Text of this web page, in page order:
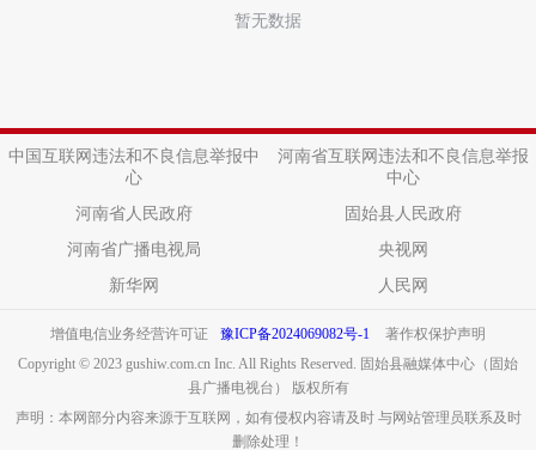
暂无数据
中国互联网违法和不良信息举报中
心
河南省互联网违法和不良信息举报
中心
河南省人民政府
固始县人民政府
河南省广播电视局
央视网
新华网
人民网
增值电信业务经营许可证 豫ICP备2024069082号-1
著作权保护声明
Copyright © 2023 gushiw.com.cn Inc. All Rights Reserved. 固始县融媒体中心（固始
县广播电视台） 版权所有
声明：本网部分内容来源于互联网，如有侵权内容请及时 与网站管理员联系及时
删除处理！